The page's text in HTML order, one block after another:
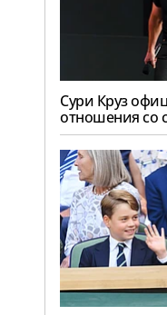
Сури Круз
отношения со